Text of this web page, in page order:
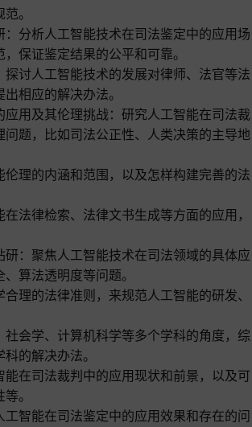
。
分析人工智能技术在司法鉴定中的应用场
保证鉴定结果的公平和可靠。
讨人工智能技术的发展对律师、法官等法
相应的解决办法。
用及其伦理挑战：研究人工智能在司法裁
题，比如司法公正性、人类决策的主导地
理的内涵和范围，以及怎样构建完善的法
法律检索、法律文书生成等方面的应用，
：聚焦人工智能技术在司法领域的具体应
算法透明度等问题。
理的法律准则，来规范人工智能的研发、
会学、计算机科学等多个学科的角度，综
的解决办法。
在司法裁判中的应用现状和前景，以及可
。
智能在司法鉴定中的应用效果和存在的问